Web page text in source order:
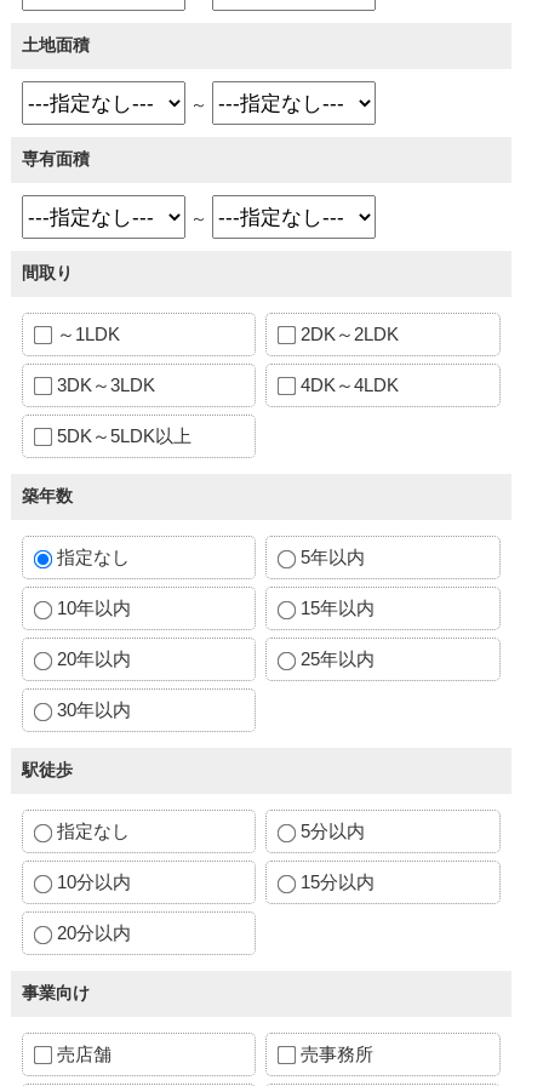
土地面積
～
専有面積
～
間取り
～1LDK 2DK～2LDK
3DK～3LDK 4DK～4LDK
5DK～5LDK以上
築年数
指定なし 5年以内
10年以内 15年以内
20年以内 25年以内
30年以内
駅徒歩
指定なし 5分以内
10分以内 15分以内
20分以内
事業向け
売店舗 売事務所